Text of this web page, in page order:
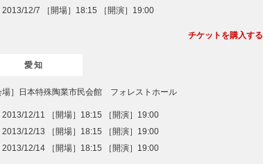
2013/12/7 ［開場］18:15 ［開演］19:00
チケットを購入する
愛知
場］日本特殊陶業市民会館 フォレストホール
2013/12/11 ［開場］18:15 ［開演］19:00
2013/12/13 ［開場］18:15 ［開演］19:00
2013/12/14 ［開場］18:15 ［開演］19:00